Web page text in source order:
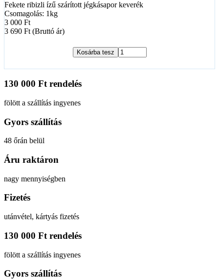
Fekete ribizli ízű szárított jégkásapor keverék
Csomagolás: 1kg
3 000 Ft
3 690 Ft (Bruttó ár)
Kosárba tesz
130 000 Ft rendelés
fölött a szállítás ingyenes
Gyors szállítás
48 őrán belül
Áru raktáron
nagy mennyiségben
Fizetés
utánvétel, kártyás fizetés
130 000 Ft rendelés
fölött a szállítás ingyenes
Gyors szállítás